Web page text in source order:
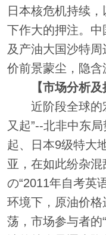
日本核危机持续
下作大的押注。
及产油大国沙特
价前景蒙尘，隐含
【市场分析及
近阶段全球的
又起”--北非中东
起、日本9级特大
亚，在如此纷杂
の“2011年自考英
环境下，原油价
荡，市场参与者的